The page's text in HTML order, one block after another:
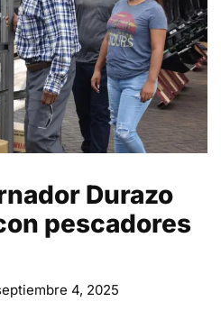
Durazo
pescadores
4, 2025